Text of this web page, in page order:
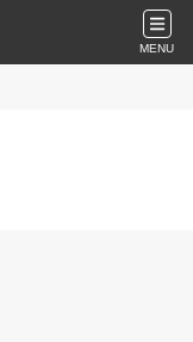
MENU